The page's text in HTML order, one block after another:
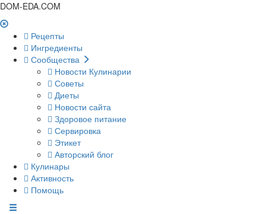
DOM-EDA.COM
Рецепты
Ингредиенты
Сообщества
Новости Кулинарии
Советы
Диеты
Новости сайта
Здоровое питание
Сервировка
Этикет
Авторский блог
Кулинары
Активность
Помощь